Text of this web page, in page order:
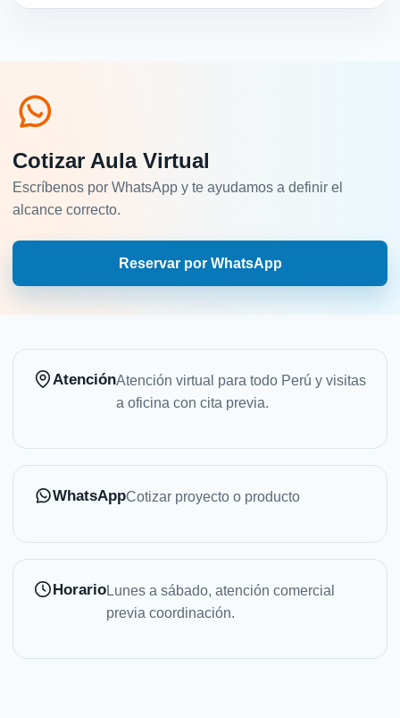
Cotizar Aula Virtual
Escríbenos por WhatsApp y te ayudamos a definir el
alcance correcto.
Reservar por WhatsApp
AtenciónAtención virtual para todo Perú y visitas
a oficina con cita previa.
WhatsAppCotizar proyecto o producto
HorarioLunes a sábado, atención comercial
previa coordinación.